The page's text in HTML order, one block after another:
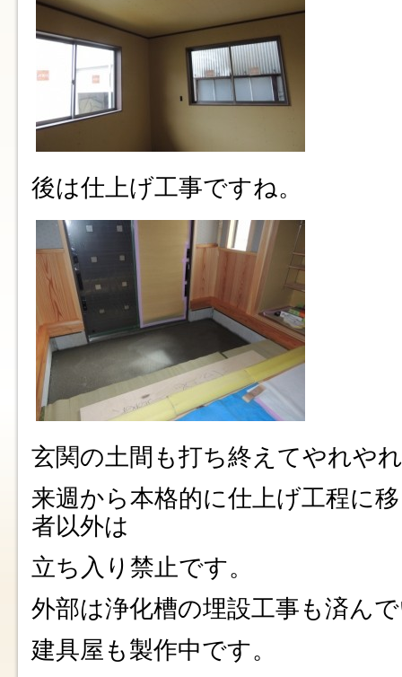
後は仕上げ工事ですね。
玄関の土間も打ち終えてやれや
来週から本格的に仕上げ工程に
者以外は
立ち入り禁止です。
外部は浄化槽の埋設工事も済ん
建具屋も製作中です。